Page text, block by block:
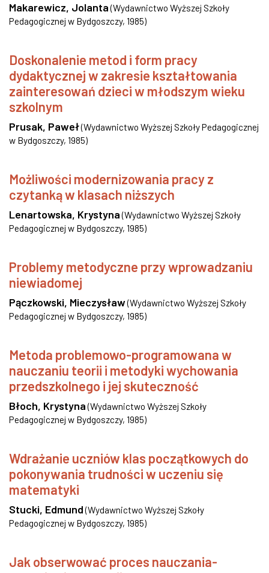
Makarewicz, Jolanta (Wydawnictwo Wyższej Szkoły
Pedagogicznej w Bydgoszczy, 1985)
Doskonalenie metod i form pracy
dydaktycznej w zakresie kształtowania
zainteresowań dzieci w młodszym wieku
szkolnym
Prusak, Paweł(Wydawnictwo Wyższej Szkoły Pedagogicznej
w Bydgoszczy, 1985)
Możliwości modernizowania pracy z
czytanką w klasach niższych
Lenartowska, Krystyna (Wydawnictwo Wyższej Szkoły
Pedagogicznej w Bydgoszczy, 1985)
Problemy metodyczne przy wprowadzaniu
niewiadomej
Pączkowski, Mieczysław(Wydawnictwo Wyższej Szkoły
Pedagogicznej w Bydgoszczy, 1985)
Metoda problemowo-programowana w
nauczaniu teorii i metodyki wychowania
przedszkolnego i jej skuteczność
Błoch, Krystyna (Wydawnictwo Wyższej Szkoły
Pedagogicznej w Bydgoszczy, 1985)
Wdrażanie uczniów klas początkowych do
pokonywania trudności w uczeniu się
matematyki
Stucki, Edmund (Wydawnictwo Wyższej Szkoły
Pedagogicznej w Bydgoszczy, 1985)
Jak obserwować proces nauczania-